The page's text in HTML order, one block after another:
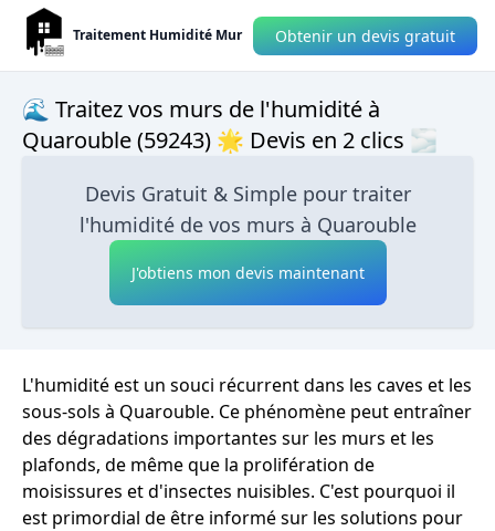
Traitement Humidité Mur Obtenir un devis gratuit
🌊 Traitez vos murs de l'humidité à
Quarouble (59243) 🌟 Devis en 2 clics 🌫
Devis Gratuit & Simple pour traiter
l'humidité de vos murs à Quarouble
J'obtiens mon devis maintenant
L'humidité est un souci récurrent dans les caves et les
sous-sols à Quarouble. Ce phénomène peut entraîner
des dégradations importantes sur les murs et les
plafonds, de même que la prolifération de
moisissures et d'insectes nuisibles. C'est pourquoi il
est primordial de être informé sur les solutions pour